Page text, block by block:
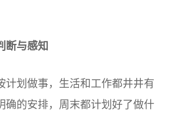
断与感知
计划做事，生活和工作都井井有
确的安排，周末都计划好了做什